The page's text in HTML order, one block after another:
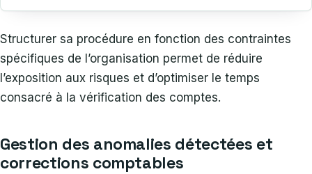
Structurer sa procédure en fonction des contraintes
spécifiques de l’organisation permet de réduire
l’exposition aux risques et d’optimiser le temps
consacré à la vérification des comptes.
Gestion des anomalies détectées et
corrections comptables